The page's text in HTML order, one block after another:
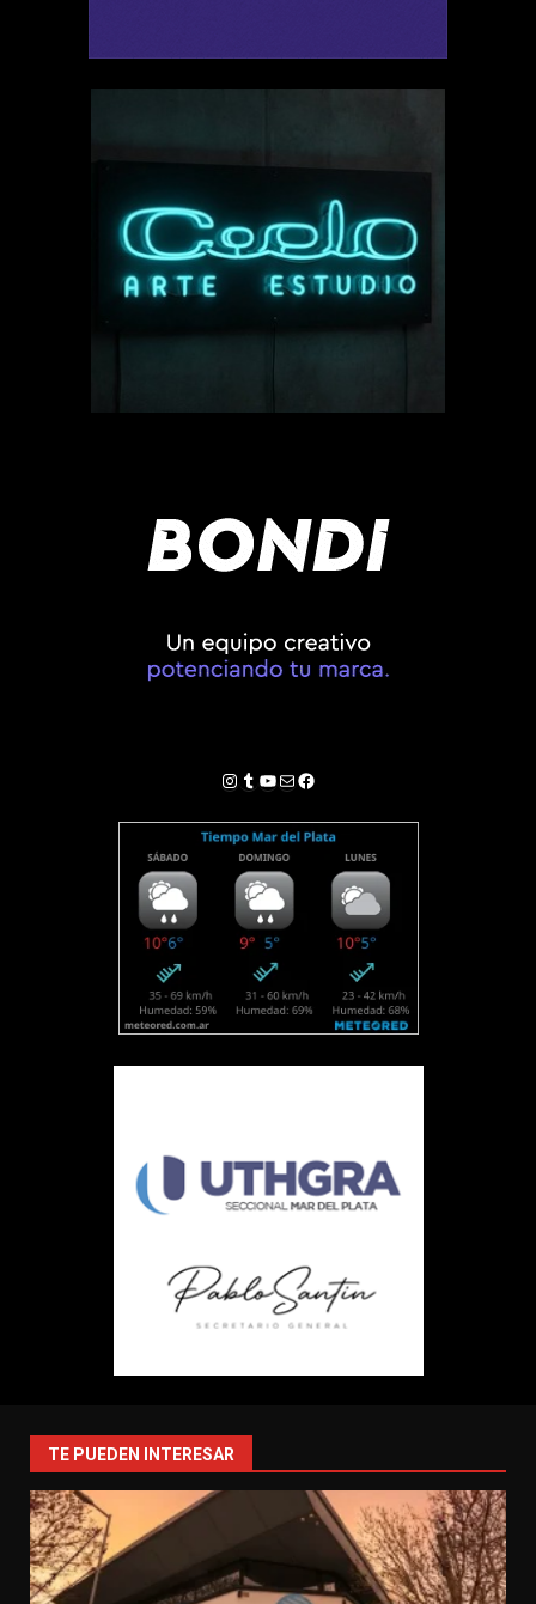
Instagram
Tumblr
YouTube
Correo electrónico
Facebook
TE PUEDEN INTERESAR